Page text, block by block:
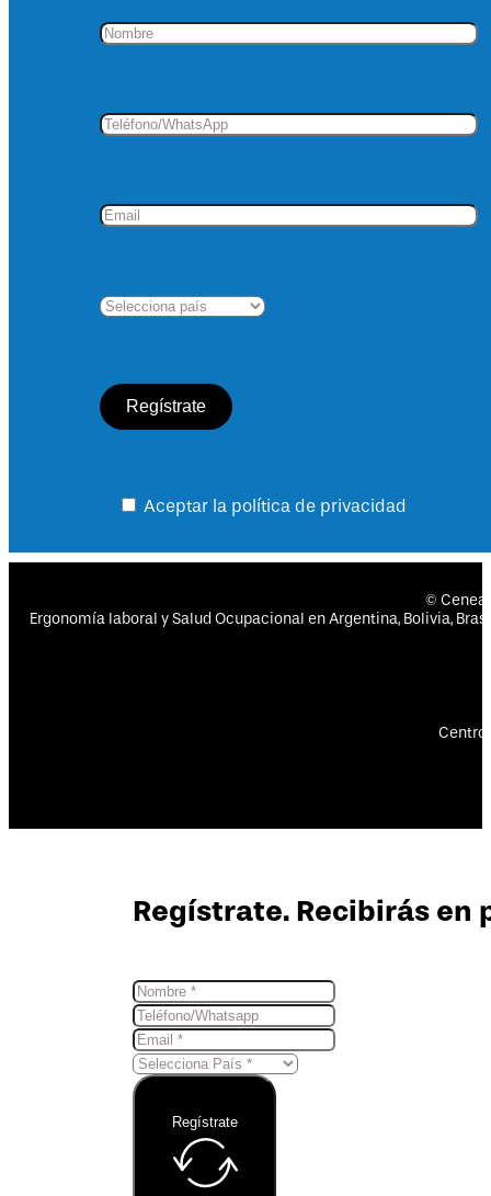
Aceptar la política de privacidad
©
Ergonomía laboral y Salud Ocupacional en Argentina, Bolivia,
Centro
Regístrate. Recibirás en
Regístrate